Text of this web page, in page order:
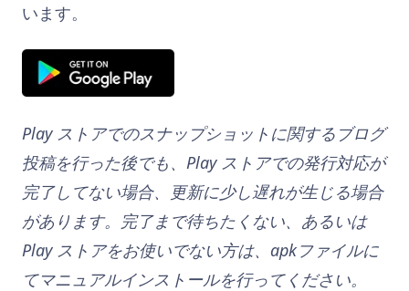
います。
Play ストアでのスナップショットに関するブログ
投稿を行った後でも、Play ストアでの発行対応が
完了してない場合、更新に少し遅れが生じる場合
があります。完了まで待ちたくない、あるいは
Play ストアをお使いでない方は、apkファイルに
てマニュアルインストールを行ってください。